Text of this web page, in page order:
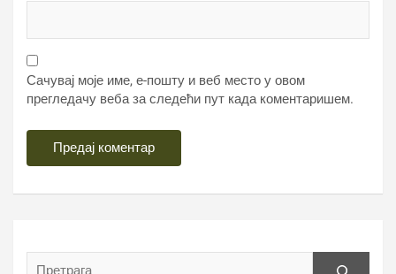
Сачувај моје име, е-пошту и веб место у овом
прегледачу веба за следећи пут када коментаришем.